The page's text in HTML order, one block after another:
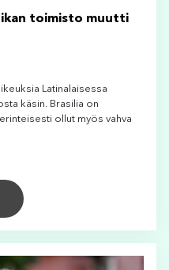
toimisto muutti
Latinalaisessa
käsin. Brasilia on
ollut myös vahva